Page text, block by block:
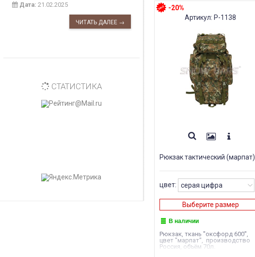
Дата: 21.02.2025
ЧИТАТЬ ДАЛЕЕ →
СТАТИСТИКА
-20%
Артикул: Р-1138
Рюкзак тактический (марпат)
цвет:
Выберите размер
В наличии
Рюкзак, ткань "оксфорд 600",
цвет "марпат", производство
Россия, объём 70л.